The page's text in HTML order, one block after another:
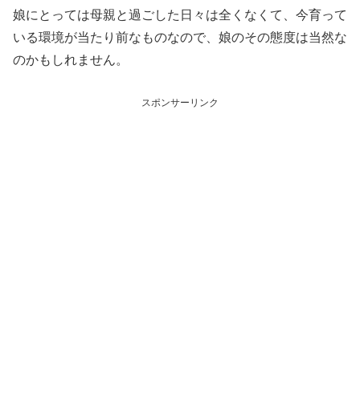
娘にとっては母親と過ごした日々は全くなくて、今育って
いる環境が当たり前なものなので、娘のその態度は当然な
のかもしれません。
スポンサーリンク